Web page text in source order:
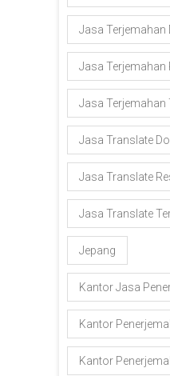
Jasa Terjemahan
Jasa Terjemahan
Jasa Terjemahan
Jasa Translate
Jasa Translate
Jasa Translate
Jepang
Kantor Jasa
Kantor
Kantor